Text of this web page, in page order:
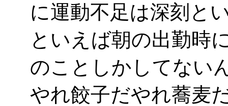
に運動不足は深刻と
といえば朝の出勤時
のことしかしてない
やれ餃子だやれ蕎麦